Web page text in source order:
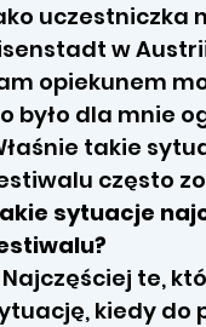
uczestniczka
w
opiekunem
było dla mnie
takie
często
sytuacje
te,
kiedy do